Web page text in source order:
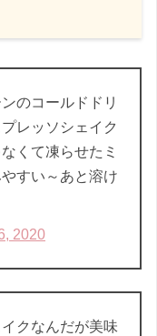
のコールドドリ
レッソシェイク
くて凍らせたミ
すい～あと溶け
2020
クなんだが美味